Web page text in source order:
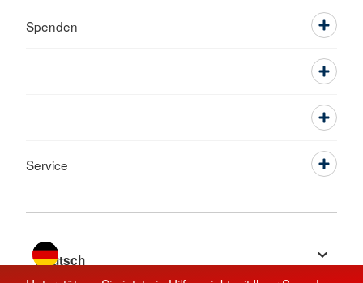
Spenden
Service
Sprache wechseln zu